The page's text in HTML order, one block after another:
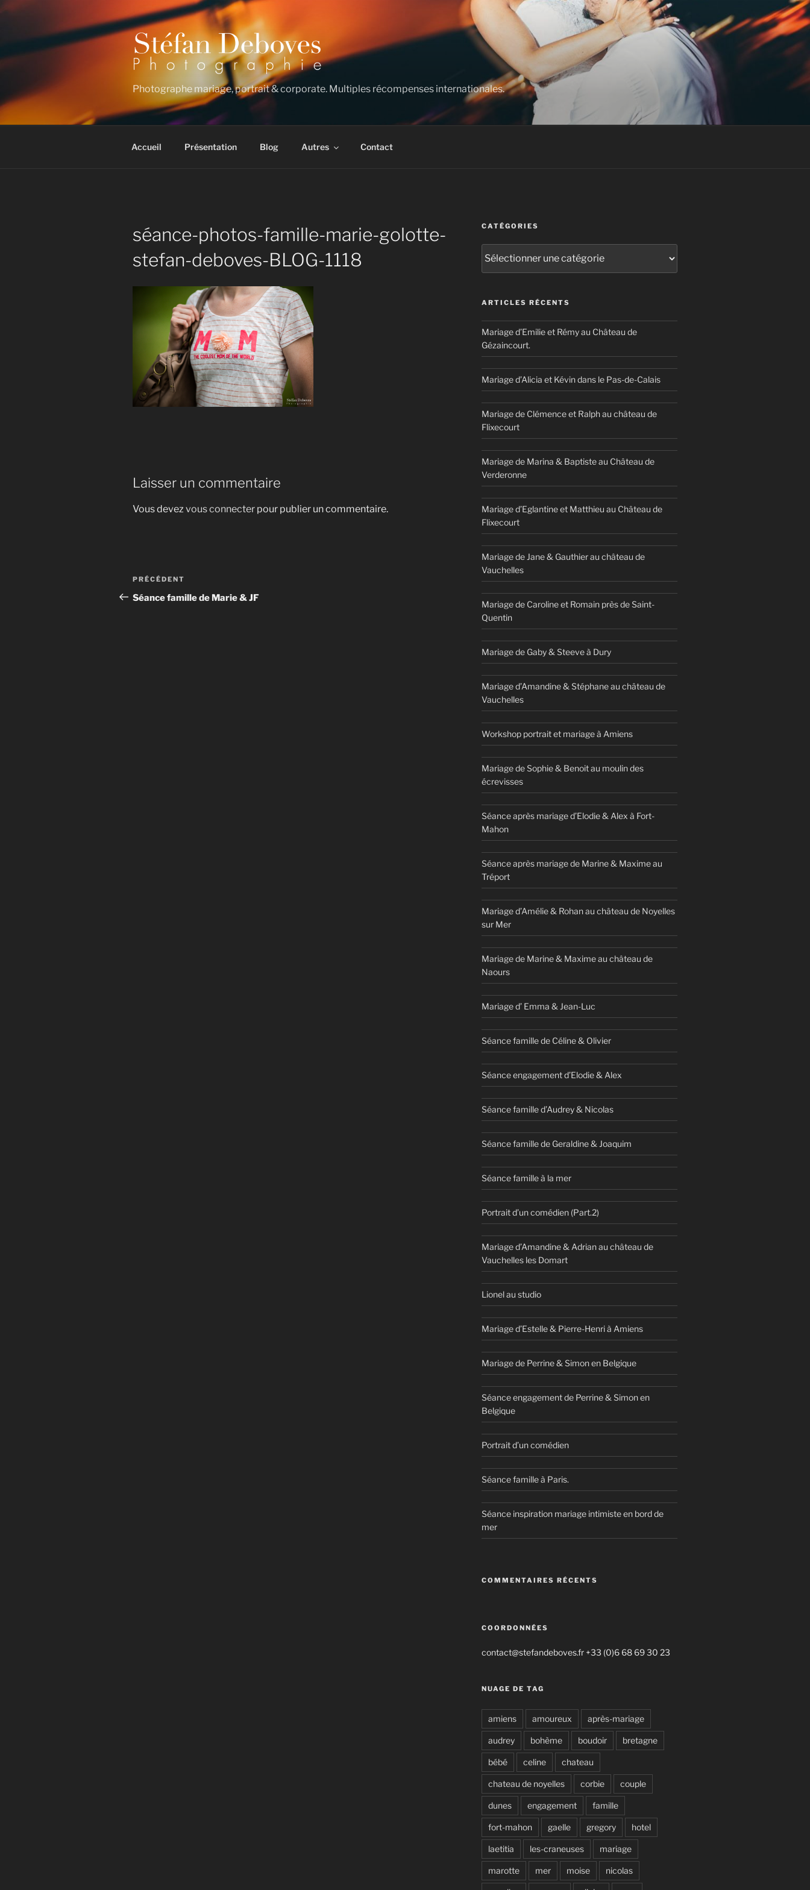
Aller
contenu
principal
Photographe mariage, portrait & corporate. Multiples récompenses internationales.
Accueil Présentation Blog Autres Contact
séance-photos-famille-marie-golotte-
stefan-deboves-BLOG-1118
Laisser un commentaire
Vous devez vous connecter pour publier un commentaire.
Navigation
de
Article
précédent
PRÉCÉDENT
Séance famille de Marie & JF
CATÉGORIES
ARTICLES RÉCENTS
Mariage d’Emilie et Rémy au Château de
Gézaincourt.
Mariage d’Alicia et Kévin dans le Pas-de-Calais
Mariage de Clémence et Ralph au château de
Flixecourt
Mariage de Marina & Baptiste au Château de
Verderonne
Mariage d’Eglantine et Matthieu au Château de
Flixecourt
Mariage de Jane & Gauthier au château de
Vauchelles
Mariage de Caroline et Romain près de Saint-
Quentin
Mariage de Gaby & Steeve à Dury
Mariage d’Amandine & Stéphane au château de
Vauchelles
Workshop portrait et mariage à Amiens
Mariage de Sophie & Benoit au moulin des
écrevisses
Séance après mariage d’Elodie & Alex à Fort-
Mahon
Séance après mariage de Marine & Maxime au
Tréport
Mariage d’Amélie & Rohan au château de Noyelles
sur Mer
Mariage de Marine & Maxime au château de
Naours
Mariage d’ Emma & Jean-Luc
Séance famille de Céline & Olivier
Séance engagement d’Elodie & Alex
Séance famille d’Audrey & Nicolas
Séance famille de Geraldine & Joaquim
Séance famille à la mer
Portrait d’un comédien (Part.2)
Mariage d’Amandine & Adrian au château de
Vauchelles les Domart
Lionel au studio
Mariage d’Estelle & Pierre-Henri à Amiens
Mariage de Perrine & Simon en Belgique
Séance engagement de Perrine & Simon en
Belgique
Portrait d’un comédien
Séance famille à Paris.
Séance inspiration mariage intimiste en bord de
mer
COMMENTAIRES RÉCENTS
COORDONNÉES
contact@stefandeboves.fr +33 (0)6 68 69 30 23
NUAGE DE TAG
amiens amoureux après-mariage
audrey bohème boudoir bretagne
bébé celine chateau
chateau de noyelles corbie couple
dunes engagement famille
fort-mahon gaelle gregory hotel
laetitia les-craneuses mariage
marotte mer moise nicolas